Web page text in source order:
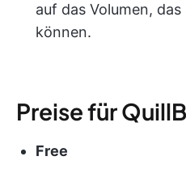
auf das Volumen,
können.
Preise für
Free